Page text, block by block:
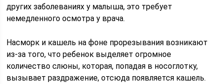
других заболеваниях у малыша, это требует
немедленного осмотра у врача.
Насморк и кашель на фоне прорезывания возникают
из-за того, что ребенок выделяет огромное
количество слюны, которая, попадая в носоглотку,
вызывает раздражение, отсюда появляется кашель.